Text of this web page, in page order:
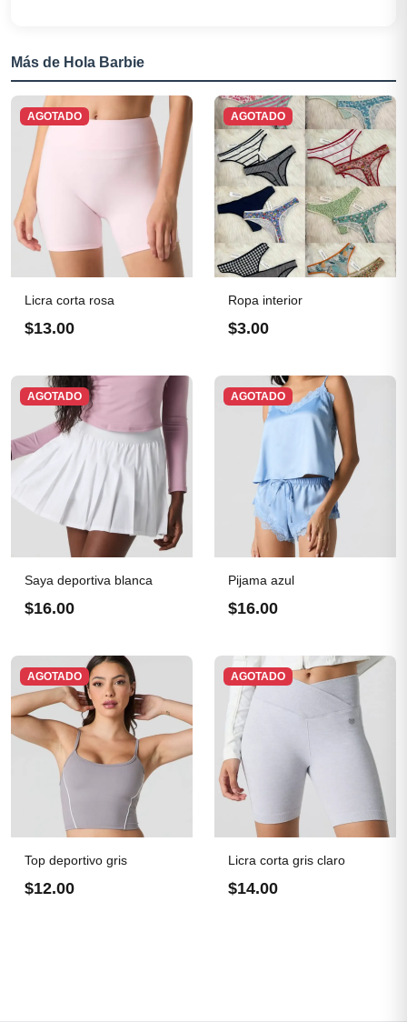
Más de Hola Barbie
AGOTADO
Licra corta rosa
$13.00
AGOTADO
Ropa interior
$3.00
AGOTADO
Saya deportiva blanca
$16.00
AGOTADO
Pijama azul
$16.00
AGOTADO
Top deportivo gris
$12.00
AGOTADO
Licra corta gris claro
$14.00